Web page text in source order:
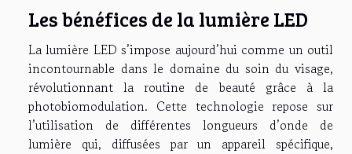
Les bénéfices de la lumière LED
La lumière LED s’impose aujourd’hui comme un outil
incontournable dans le domaine du soin du visage,
révolutionnant la routine de beauté grâce à la
photobiomodulation. Cette technologie repose sur
l’utilisation de différentes longueurs d’onde de
lumière qui, diffusées par un appareil spécifique,